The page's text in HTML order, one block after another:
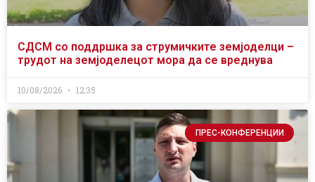
СДСМ со поддршка за струмичките земјоделци –
трудот на земјоделецот мора да се вреднува
10/08/2026 12:35
ПРЕС-КОНФЕРЕНЦИИ